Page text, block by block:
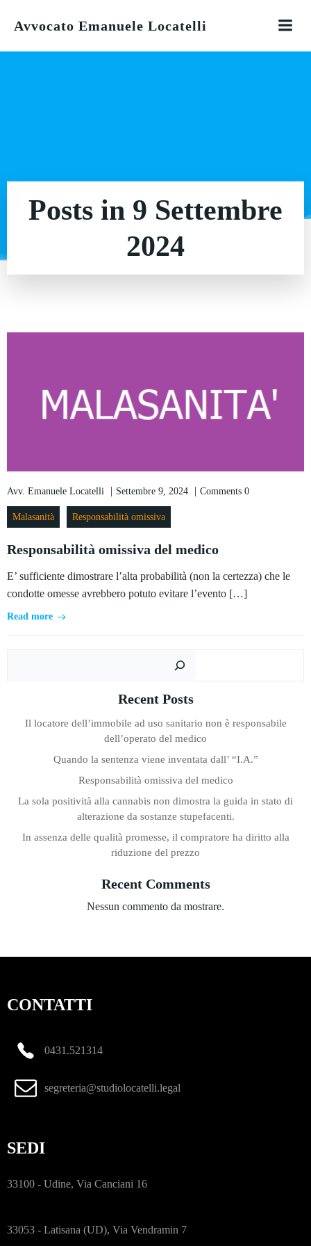
al
Avvocato Emanuele Locatelli
Posts in 9 Settembre
2024
Avv. Emanuele Locatelli | Settembre 9, 2024 | Comments 0
Malasanità Responsabilità omissiva
Responsabilità omissiva del medico
E’ sufficiente dimostrare l’alta probabilità (non la certezza) che le
condotte omesse avrebbero potuto evitare l’evento […]
Read more
Recent Posts
Il locatore dell’immobile ad uso sanitario non è responsabile
dell’operato del medico
Quando la sentenza viene inventata dall’ “I.A.”
Responsabilità omissiva del medico
La sola positività alla cannabis non dimostra la guida in stato di
alterazione da sostanze stupefacenti.
In assenza delle qualità promesse, il compratore ha diritto alla
riduzione del prezzo
Recent Comments
Nessun commento da mostrare.
CONTATTI
0431.521314
segreteria@studiolocatelli.legal
SEDI
33100 - Udine, Via Canciani 16
33053 - Latisana (UD), Via Vendramin 7